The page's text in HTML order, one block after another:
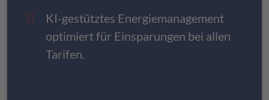
KI-gestütztes Energiemanagement
optimiert für Einsparungen bei allen
Tarifen.